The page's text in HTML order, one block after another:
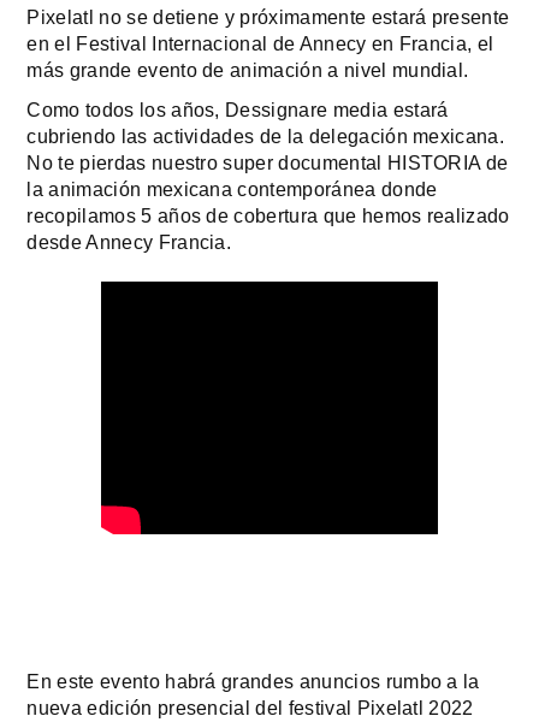
Pixelatl no se detiene y próximamente estará presente
en el Festival Internacional de Annecy en Francia, el
más grande evento de animación a nivel mundial.
Como todos los años, Dessignare media estará
cubriendo las actividades de la delegación mexicana.
No te pierdas nuestro super documental HISTORIA de
la animación mexicana contemporánea donde
recopilamos 5 años de cobertura que hemos realizado
desde Annecy Francia.
En este evento habrá grandes anuncios rumbo a la
nueva edición presencial del festival Pixelatl 2022